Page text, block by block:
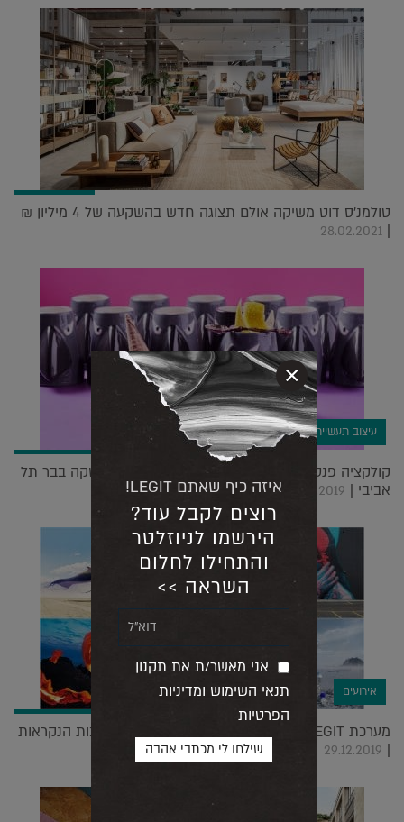
טולמנ'ס דוט משיקה אולם תצוגה חדש בהשקעה של 4 מיליון ₪
|
28.02.2021
עיצוב תעשייתי
קולקציה פנטסטית של כוסות קוקטיל מהאגדות הושקה בבר תל
אביבי | 27.08.2019
אירועים
מערכת LEGIT מסכמת את שנת 2019 עם 10 הכתבות הנקראות
|
29.12.2019
איזה כיף שאתם LEGIT!
רוצים לקבל עוד?
הירשמו לניוזלטר
והתחילו לחלום
השראה >>
אני מאשר/ת את תקנון
תנאי השימוש ומדיניות
הפרטיות
×